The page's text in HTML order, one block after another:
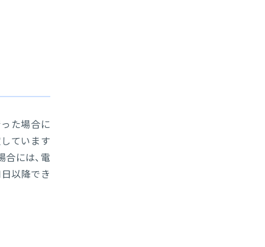
った場合に
ています
には、電
以降でき